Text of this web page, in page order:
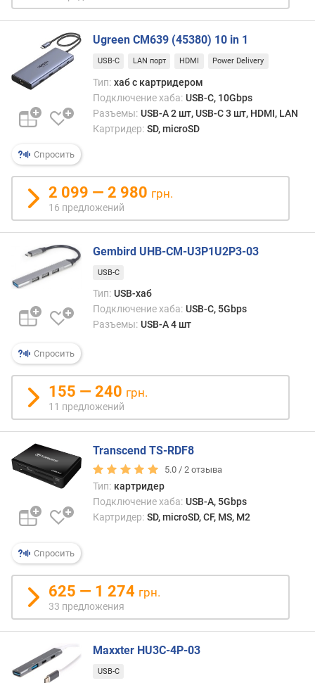
ю
н
и
я
U
S
-
А
(
ш
т
)
U
S
-
C
ш
т
)
P
o
e
r
D
l
i
e
D
I
Спросить
Ugreen CM639 (45380) 10 in 1
USB-C LAN порт HDMI Power Delivery
Тип: хаб с картридером
Подключение хаба: USB-C, 10Gbps
Разъемы: USB-A 2 шт, USB-C 3 шт, HDMI, LAN
Картридер: SD, microSD
2 099 — 2 980 грн.
16 предложений
Спросить
Gembird UHB-CM-U3P1U2P3-03
USB-C
Тип: USB-хаб
Подключение хаба: USB-C, 5Gbps
Разъемы: USB-A 4 шт
155 — 240 грн.
11 предложений
Спросить
Transcend TS-RDF8
5.0 /2 отзыва
Тип: картридер
Подключение хаба: USB-A, 5Gbps
Картридер: SD, microSD, CF, MS, M2
625 — 1 274 грн.
33 предложения
Maxxter HU3C-4P-03
USB-C